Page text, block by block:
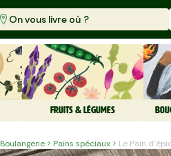
On vous livre où ?
FRUITS & LÉGUMES
Boulangerie Pains spéciaux Le Pain